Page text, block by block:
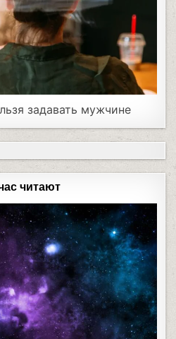
задавать мужчине
читают